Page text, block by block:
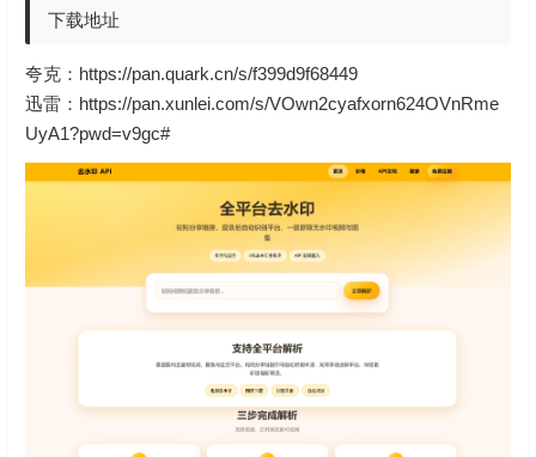
下载地址
夸克： https://pan.quark.cn/s/f399d9f68449
迅雷： https://pan.xunlei.com/s/VOwn2cyafxorn624OVnRme
UyA1?pwd=v9gc#